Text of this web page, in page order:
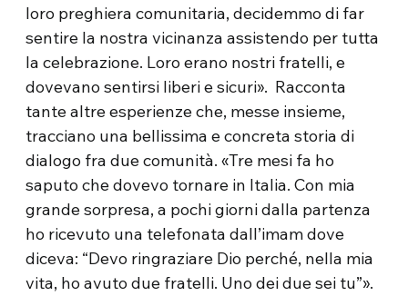
loro preghiera comunitaria, decidemmo di far
sentire la nostra vicinanza assistendo per tutta
la celebrazione. Loro erano nostri fratelli, e
dovevano sentirsi liberi e sicuri». Racconta
tante altre esperienze che, messe insieme,
tracciano una bellissima e concreta storia di
dialogo fra due comunità. «Tre mesi fa ho
saputo che dovevo tornare in Italia. Con mia
grande sorpresa, a pochi giorni dalla partenza
ho ricevuto una telefonata dall’imam dove
diceva: “Devo ringraziare Dio perché, nella mia
vita, ho avuto due fratelli. Uno dei due sei tu”».